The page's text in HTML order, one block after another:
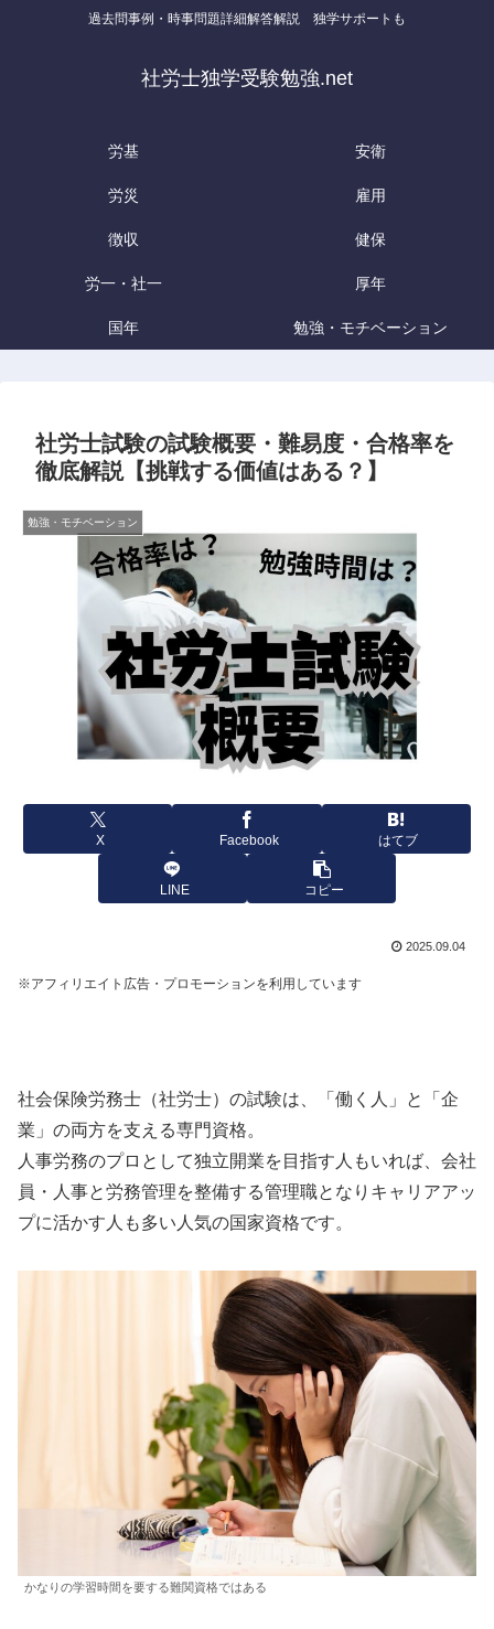
過去問事例・時事問題詳細解答解説 独学サポートも
社労士独学受験勉強.net
労基 安衛
労災 雇用
徴収 健保
労一・社一 厚年
国年 勉強・モチベーション
社労士試験の試験概要・難易度・合格率を
徹底解説【挑戦する価値はある？】
勉強・モチベーション
X Facebook はてブ
LINE コピー
2025.09.04
※アフィリエイト広告・プロモーションを利用しています
社会保険労務士（社労士）の試験は、「働く人」と「企
業」の両方を支える専門資格。
人事労務のプロとして独立開業を目指す人もいれば、会社
員・人事と労務管理を整備する管理職となりキャリアアッ
プに活かす人も多い人気の国家資格です。
かなりの学習時間を要する難関資格ではある